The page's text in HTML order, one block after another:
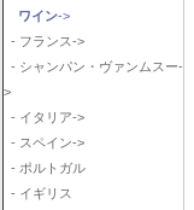
ワイン->
- フランス->
- シャンパン・ヴァンムスー-
>
- イタリア->
- スペイン->
- ポルトガル
- イギリス